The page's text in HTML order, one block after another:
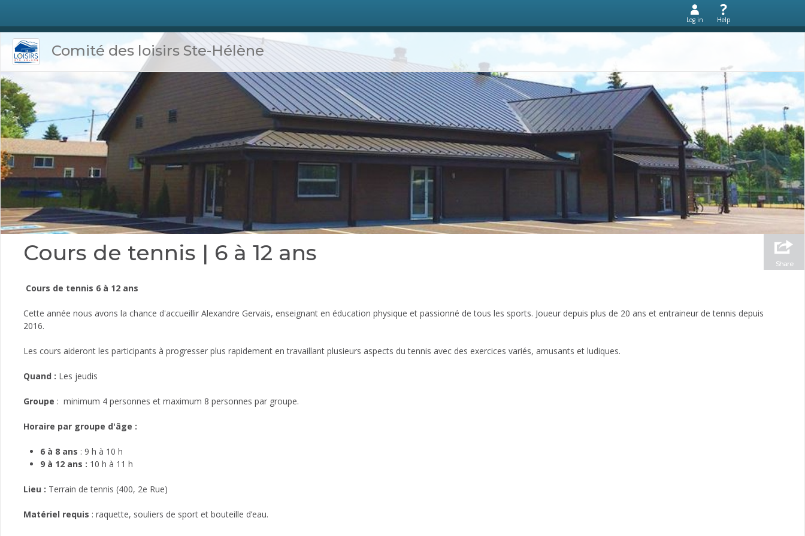
Log in Help
Comité des loisirs Ste-Hélène
Share
Cours de tennis | 6 à 12 ans
Cours de tennis 6 à 12 ans
Cette année nous avons la chance d'accueillir Alexandre Gervais, enseignant en éducation physique et passionné de tous les sports. Joueur depuis plus de 20 ans et entraineur de tennis depuis
2016.
Les cours aideront les participants à progresser plus rapidement en travaillant plusieurs aspects du tennis avec des exercices variés, amusants et ludiques.
Quand : Les jeudis
Groupe : minimum 4 personnes et maximum 8 personnes par groupe.
Horaire par groupe d'âge :
6 à 8 ans : 9 h à 10 h
9 à 12 ans : 10 h à 11 h
Lieu : Terrain de tennis (400, 2e Rue)
Matériel requis : raquette, souliers de sport et bouteille d’eau.